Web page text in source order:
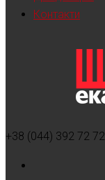
Контакти
+38 (044) 392 72 72